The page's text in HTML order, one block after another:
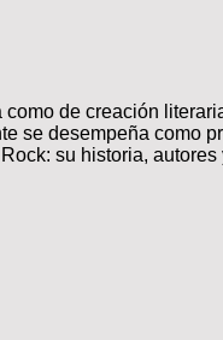
de creación
se desempeña como
su historia,